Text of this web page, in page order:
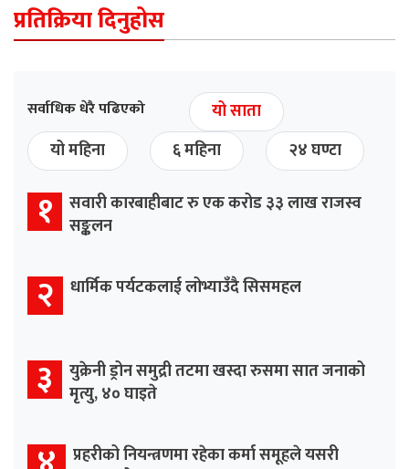
प्रतिक्रिया दिनुहोस
सर्वाधिक धेरै पढिएको
यो साता
यो महिना
६ महिना २४ घण्टा
१ सवारी कारबाहीबाट रु एक करोड ३३ लाख राजस्व
सङ्कलन
२ धार्मिक पर्यटकलाई लोभ्याउँदै सिसमहल
३ युक्रेनी ड्रोन समुद्री तटमा खस्दा रुसमा सात जनाको
मृत्यु, ४० घाइते
प्रहरीको नियन्त्रणमा रहेका कर्मा समूहले यसरी